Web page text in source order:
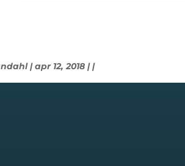
| apr 12, 2018 | |